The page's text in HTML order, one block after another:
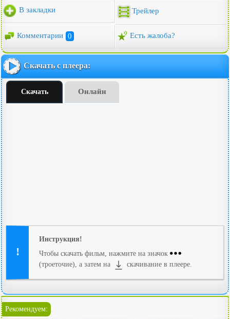
В закладки Трейлер
Комментарии 0 Есть жалоба?
Скачать с плеера:
Скачать Онлайн
Инструкция!
Чтобы скачать фильм, нажмите на значок
(троеточие), а затем на
скачивание в плеере.
Рекомендуем: